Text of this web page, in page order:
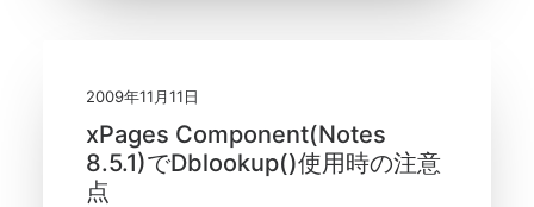
2009年11月11日
xPages Component(Notes
8.5.1)でDblookup()使用時の注意
点